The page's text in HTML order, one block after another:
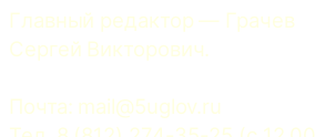
Главный редактор — Грачев
Сергей Викторович.
Почта: mail@5uglov.ru